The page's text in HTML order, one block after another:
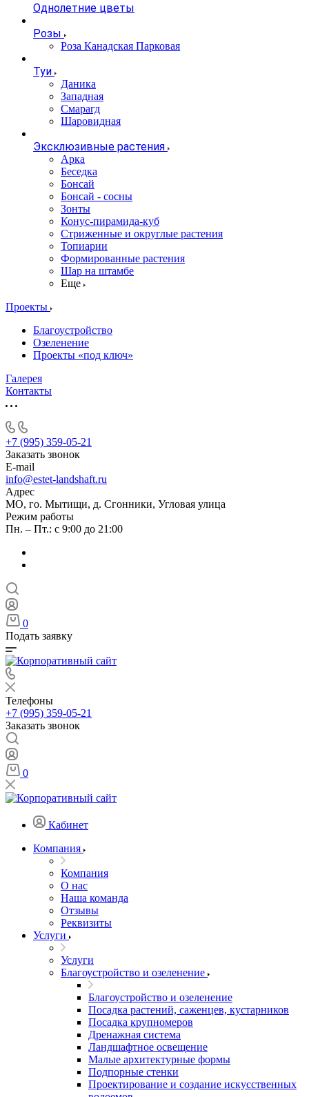
Однолетние цветы
Розы
Роза Канадская Парковая
Туи
Даника
Западная
Смарагд
Шаровидная
Эксклюзивные растения
Арка
Беседка
Бонсай
Бонсай - сосны
Зонты
Конус-пирамида-куб
Стриженные и округлые растения
Топиарии
Формированные растения
Шар на штамбе
Еще
Проекты
Благоустройство
Озеленение
Проекты «под ключ»
Галерея
Контакты
+7 (995) 359-05-21
Заказать звонок
E-mail
info@estet-landshaft.ru
Адрес
МО, го. Мытищи, д. Сгонники, Угловая улица
Режим работы
Пн. – Пт.: с 9:00 до 21:00
0
Подать заявку
Телефоны
+7 (995) 359-05-21
Заказать звонок
0
Кабинет
Компания
Компания
О нас
Наша команда
Отзывы
Реквизиты
Услуги
Услуги
Благоустройство и озеленение
Благоустройство и озеленение
Посадка растений, саженцев, кустарников
Посадка крупномеров
Дренажная система
Ландшафтное освещение
Малые архитектурные формы
Подпорные стенки
Проектирование и создание искусственных